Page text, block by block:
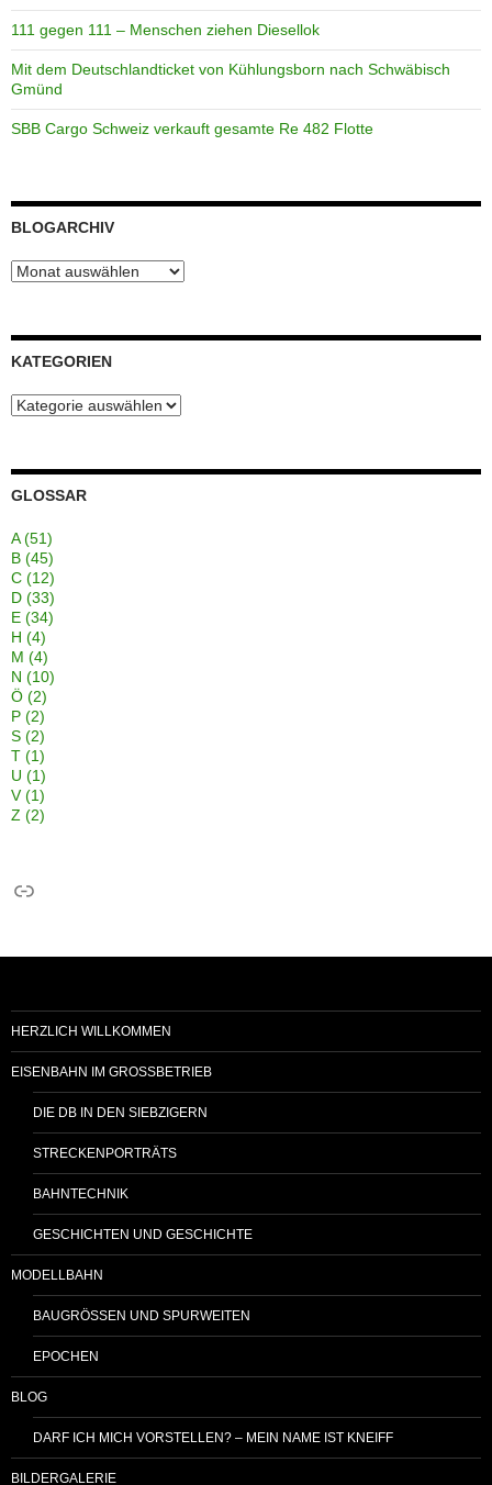
111 gegen 111 – Menschen ziehen Diesellok
Mit dem Deutschlandticket von Kühlungsborn nach Schwäbisch
Gmünd
SBB Cargo Schweiz verkauft gesamte Re 482 Flotte
BLOGARCHIV
Blogarchiv
KATEGORIEN
Kategorien
GLOSSAR
A(51)
B (45)
C (12)
D (33)
E (34)
H (4)
M (4)
N (10)
Ö (2)
P (2)
S (2)
T (1)
U (1)
V(1)
Z (2)
Link
HERZLICH WILLKOMMEN
EISENBAHN IM GROSSBETRIEB
DIE DB IN DEN SIEBZIGERN
STRECKENPORTRÄTS
BAHNTECHNIK
GESCHICHTEN UND GESCHICHTE
MODELLBAHN
BAUGRÖSSEN UND SPURWEITEN
EPOCHEN
BLOG
DARF ICH MICH VORSTELLEN? – MEIN NAME IST KNEIFF
BILDERGALERIE